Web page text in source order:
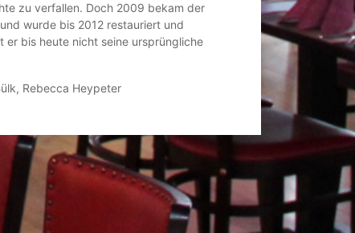
zu verfallen. Doch 2009 bekam der
wurde bis 2012 restauriert und
er bis heute nicht seine ursprüngliche
Rebecca Heypeter